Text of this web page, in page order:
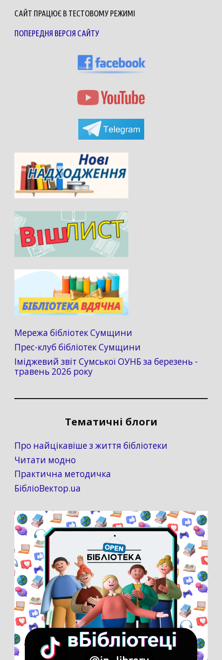
САЙТ ПРАЦЮЄ В ТЕСТОВОМУ РЕЖИМІ
ПОПЕРЕДНЯ ВЕРСІЯ САЙТУ
Мережа бібліотек Сумщини
Прес-клуб бібліотек Сумщини
Іміджевий звіт Сумської ОУНБ за березень -
травень 2026 року
Тематичні блоги
Про найцікавіше з життя бібліотеки
Читати модно
Практична методичка
БібліоВектор.ua